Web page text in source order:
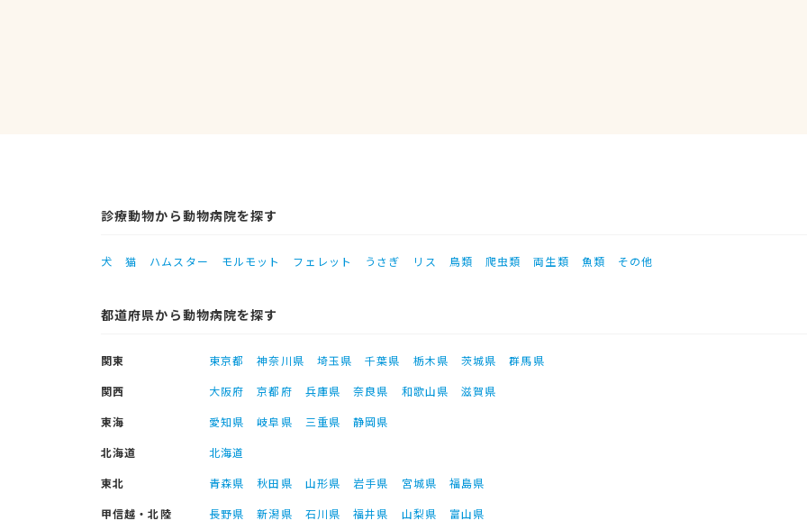
診療動物から動物病院を探す
犬 猫 ハムスター モルモット フェレット うさぎ リス 鳥類 爬虫類 両生類 魚類 その他
都道府県から動物病院を探す
関東 東京都 神奈川県 埼玉県 千葉県 栃木県 茨城県
群馬県
関西
大阪府 京都府 兵庫県 奈良県 和歌山県
滋賀県
東海
愛知県 岐阜県 三重県
静岡県
北海道
北海道
東北
青森県 秋田県 山形県 岩手県 宮城県
福島県
甲信越・北陸
長野県 新潟県 石川県 福井県 山梨県
富山県